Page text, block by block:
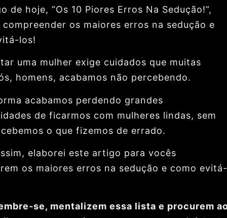
de hoje, “Os 10 Piores Erros Na Sedução!”,
os maiores erros na sedução e
los!
uma mulher exige cuidados que muitas
homens, acabamos não percebendo.
acabamos perdendo grandes
de ficarmos com mulheres lindas, sem
o que fizemos de errado.
elaborei este artigo para vocês
os maiores erros na sedução e como evitá-
se, mentalizem essa lista e procurem